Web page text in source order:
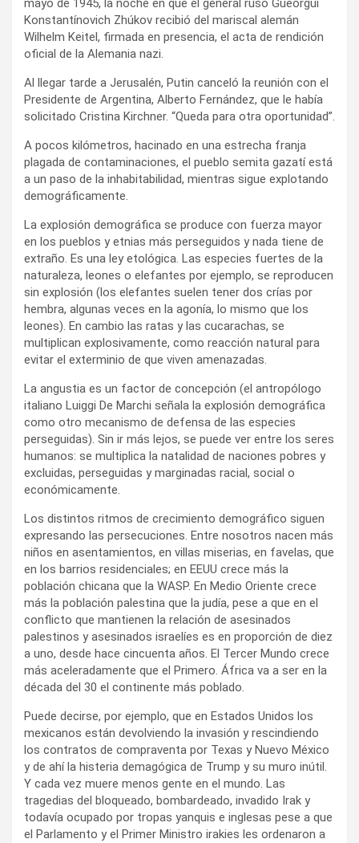
mayo de 1945, la noche en que el general ruso Gueorgui
Konstantínovich Zhúkov recibió del mariscal alemán
Wilhelm Keitel, firmada en presencia, el acta de rendición
oficial de la Alemania nazi.
Al llegar tarde a Jerusalén, Putin canceló la reunión con el
Presidente de Argentina, Alberto Fernández, que le había
solicitado Cristina Kirchner. “Queda para otra oportunidad”.
A pocos kilómetros, hacinado en una estrecha franja
plagada de contaminaciones, el pueblo semita gazatí está
a un paso de la inhabitabilidad, mientras sigue explotando
demográficamente.
La explosión demográfica se produce con fuerza mayor
en los pueblos y etnias más perseguidos y nada tiene de
extraño. Es una ley etológica. Las especies fuertes de la
naturaleza, leones o elefantes por ejemplo, se reproducen
sin explosión (los elefantes suelen tener dos crías por
hembra, algunas veces en la agonía, lo mismo que los
leones). En cambio las ratas y las cucarachas, se
multiplican explosivamente, como reacción natural para
evitar el exterminio de que viven amenazadas.
La angustia es un factor de concepción (el antropólogo
italiano Luiggi De Marchi señala la explosión demográfica
como otro mecanismo de defensa de las especies
perseguidas). Sin ir más lejos, se puede ver entre los seres
humanos: se multiplica la natalidad de naciones pobres y
excluidas, perseguidas y marginadas racial, social o
económicamente.
Los distintos ritmos de crecimiento demográfico siguen
expresando las persecuciones. Entre nosotros nacen más
niños en asentamientos, en villas miserias, en favelas, que
en los barrios residenciales; en EEUU crece más la
población chicana que la WASP. En Medio Oriente crece
más la población palestina que la judía, pese a que en el
conflicto que mantienen la relación de asesinados
palestinos y asesinados israelíes es en proporción de diez
a uno, desde hace cincuenta años. El Tercer Mundo crece
más aceleradamente que el Primero. África va a ser en la
década del 30 el continente más poblado.
Puede decirse, por ejemplo, que en Estados Unidos los
mexicanos están devolviendo la invasión y rescindiendo
los contratos de compraventa por Texas y Nuevo México
y de ahí la histeria demagógica de Trump y su muro inútil.
Y cada vez muere menos gente en el mundo. Las
tragedias del bloqueado, bombardeado, invadido Irak y
todavía ocupado por tropas yanquis e inglesas pese a que
el Parlamento y el Primer Ministro irakies les ordenaron a